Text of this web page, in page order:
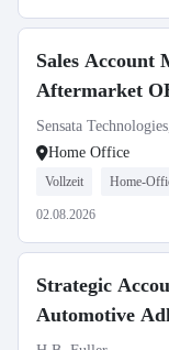
Sales Account
Aftermarket
Sensata
Home Office
Vollzeit Home-
02.08.2026
Strategic
Automotive